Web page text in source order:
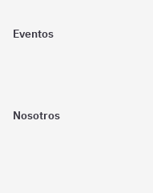
Eventos
Nosotros